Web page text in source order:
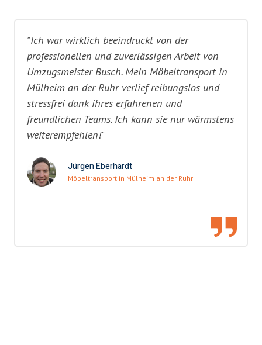
"Ich war wirklich beeindruckt von der
professionellen und zuverlässigen Arbeit von
Umzugsmeister Busch. Mein Möbeltransport in
Mülheim an der Ruhr verlief reibungslos und
stressfrei dank ihres erfahrenen und
freundlichen Teams. Ich kann sie nur wärmstens
weiterempfehlen!"
Jürgen Eberhardt
Möbeltransport in Mülheim an der Ruhr